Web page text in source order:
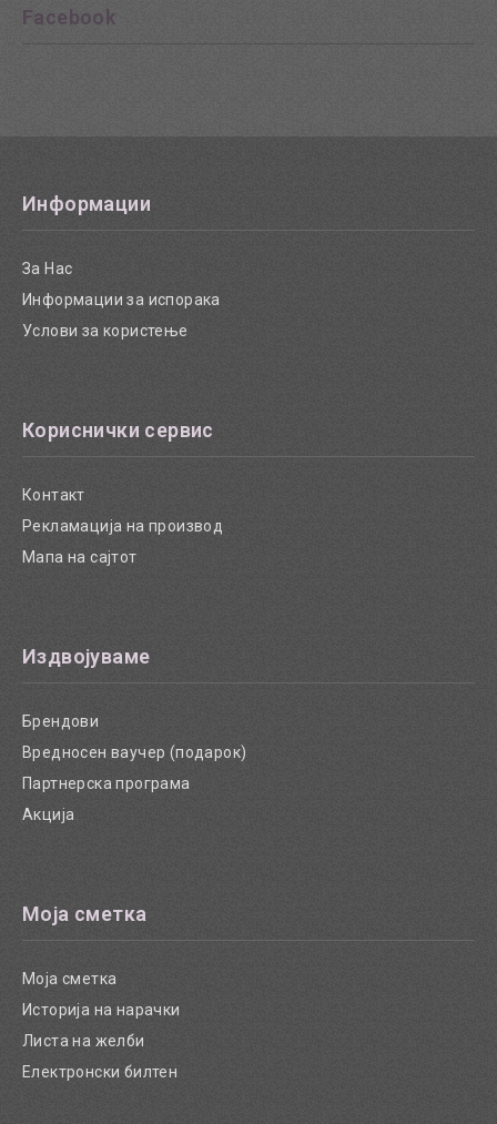
Facebook
Информации
За Нас
Информации за испорака
Услови за користење
Кориснички сервис
Контакт
Рекламација на производ
Мапа на сајтот
Издвојуваме
Брендови
Вредносен ваучер (подарок)
Партнерска програма
Акција
Моја сметка
Моја сметка
Историја на нарачки
Листа на желби
Електронски билтен